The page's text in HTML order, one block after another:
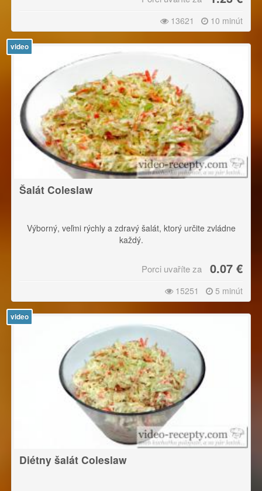
13621 10 minút
video
Šalát Coleslaw
Výborný, veľmi rýchly a zdravý šalát, ktorý určite zvládne
každý.
Porci uvaříte za 0.07 €
15251 5 minút
video
Diétny šalát Coleslaw